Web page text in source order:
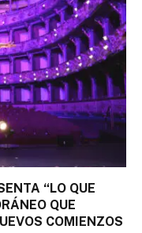
“LO QUE
QUE
COMIENZOS